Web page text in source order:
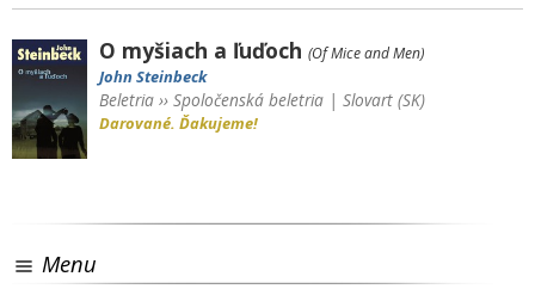
O myšiach a ľuďoch (Of Mice and Men)
John Steinbeck
Beletria›› Spoločenská beletria| Slovart (SK)
Darované. Ďakujeme!
Menu